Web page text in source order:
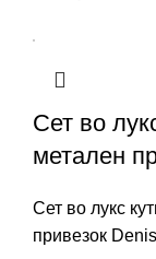
Сет во
метален
Сет во лукс
привезок